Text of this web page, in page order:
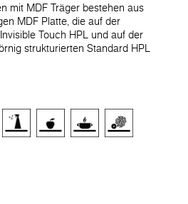
mit MDF Träger bestehen aus
MDF Platte, die auf der
Touch HPL und auf der
strukturierten Standard HPL